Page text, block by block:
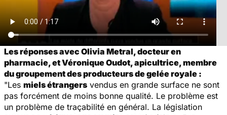
Les réponses avec Olivia Metral, docteur en
pharmacie, et Véronique Oudot, apicultrice, membre
du groupement des producteurs de gelée royale :
"Les miels étrangers vendus en grande surface ne sont
pas forcément de moins bonne qualité. Le problème est
un problème de traçabilité en général. La législation